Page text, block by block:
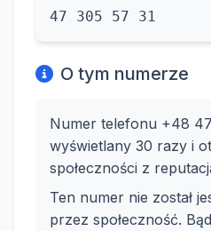
47 305 57 31
O tym numerze
Numer telefonu +48
wyświetlany 30 razy i
społeczności z
Ten numer nie został
przez społeczność.